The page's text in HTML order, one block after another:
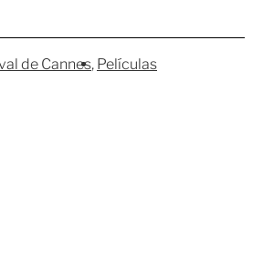
de Cannes Películas